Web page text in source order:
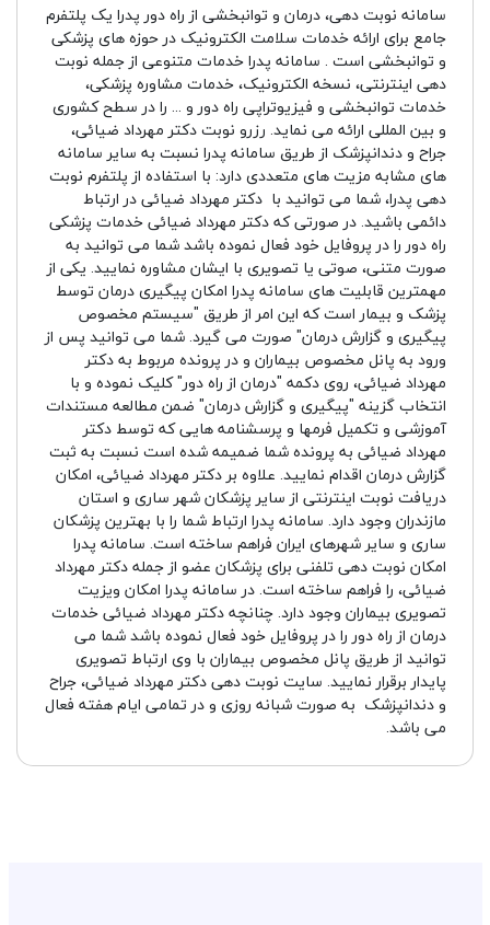
سامانه نوبت دهی، درمان و توانبخشی از راه دور پدرا یک پلتفرم
جامع برای ارائه خدمات سلامت الکترونیک در حوزه های پزشکی
و توانبخشی است . سامانه پدرا خدمات متنوعی از جمله نوبت
دهی اینترنتی، نسخه الکترونیک، خدمات مشاوره پزشکی،
خدمات توانبخشی و فیزیوتراپی راه دور و ... را در سطح کشوری
و بین المللی ارائه می نماید. رزرو نوبت دکتر مهرداد ضیائی،
جراح و دندانپزشک از طریق سامانه پدرا نسبت به سایر سامانه
های مشابه مزیت های متعددی دارد: با استفاده از پلتفرم نوبت
دهی پدرا، شما می توانید با دکتر مهرداد ضیائی در ارتباط
دائمی باشید. در صورتی که دکتر مهرداد ضیائی خدمات پزشکی
راه دور را در پروفایل خود فعال نموده باشد شما می توانید به
صورت متنی، صوتی یا تصویری با ایشان مشاوره نمایید. یکی از
مهمترین قابلیت های سامانه پدرا امکان پیگیری درمان توسط
پزشک و بیمار است که این امر از طریق "سیستم مخصوص
پیگیری و گزارش درمان" صورت می گیرد. شما می توانید پس از
ورود به پانل مخصوص بیماران و در پرونده مربوط به دکتر
مهرداد ضیائی، روی دکمه "درمان از راه دور" کلیک نموده و با
انتخاب گزینه "پیگیری و گزارش درمان" ضمن مطالعه مستندات
آموزشی و تکمیل فرمها و پرسشنامه هایی که توسط دکتر
مهرداد ضیائی به پرونده شما ضمیمه شده است نسبت به ثبت
گزارش درمان اقدام نمایید. علاوه بر دکتر مهرداد ضیائی، امکان
دریافت نوبت اینترنتی از سایر پزشکان شهر ساری و استان
مازندران وجود دارد. سامانه پدرا ارتباط شما را با بهترین پزشکان
ساری و سایر شهرهای ایران فراهم ساخته است. سامانه پدرا
امکان نوبت دهی تلفنی برای پزشکان عضو از جمله دکتر مهرداد
ضیائی، را فراهم ساخته است. در سامانه پدرا امکان ویزیت
تصویری بیماران وجود دارد. چنانچه دکتر مهرداد ضیائی خدمات
درمان از راه دور را در پروفایل خود فعال نموده باشد شما می
توانید از طریق پانل مخصوص بیماران با وی ارتباط تصویری
پایدار برقرار نمایید. سایت نوبت دهی دکتر مهرداد ضیائی، جراح
و دندانپزشک به صورت شبانه روزی و در تمامی ایام هفته فعال
می باشد.